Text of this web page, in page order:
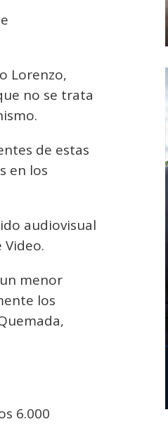
Lorenzo,
no se trata
de estas
en los
audiovisual
menor
los
6.000